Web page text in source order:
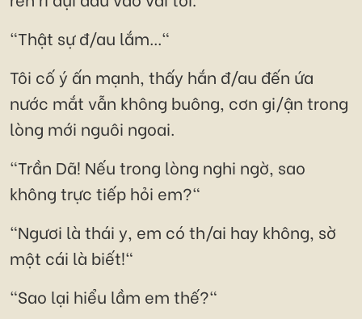
"Thật sự đ/au lắm..."
Tôi cố ý ấn mạnh, thấy hắn đ/au đến ứa
nước mắt vẫn không buông, cơn gi/ận trong
lòng mới nguôi ngoai.
"Trần Dã! Nếu trong lòng nghi ngờ, sao
không trực tiếp hỏi em?"
"Ngươi là thái y, em có th/ai hay không, sờ
một cái là biết!"
"Sao lại hiểu lầm em thế?"